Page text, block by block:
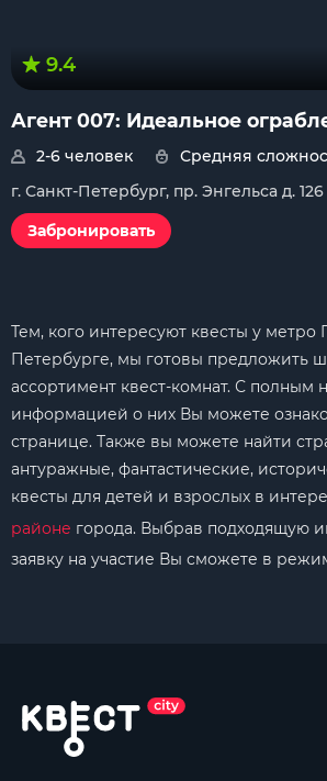
9.4
Агент 007: Идеальное
2-6 человек
Средняя
г. Санкт-Петербург, пр. Энгельса д. 126
Забронировать
Тем, кого интересуют квесты у метро
Петербурге, мы готовы предложить
ассортимент квест-комнат. С полным
информацией о них Вы можете
странице. Также вы можете найти
антуражные, фантастические,
квесты для детей и взрослых в
районе города. Выбрав подходящую
заявку на участие Вы сможете в